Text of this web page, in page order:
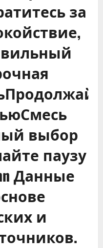
за
выбор
паузу
Данные
и